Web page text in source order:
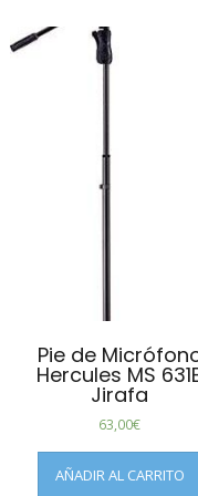
Pie de
Hercules MS
Jirafa
63,00€
AÑADIR AL CARRITO